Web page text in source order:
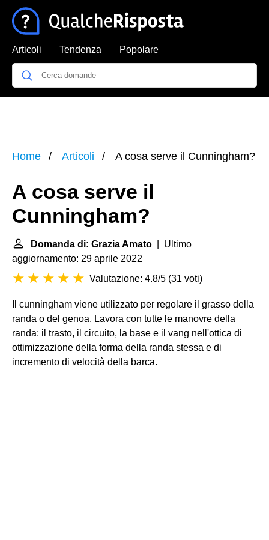
Articoli Tendenza Popolare
Home Articoli A cosa serve il Cunningham?
A cosa serve il
Cunningham?
Domanda di: Grazia Amato | Ultimo
aggiornamento: 29 aprile 2022
Valutazione: 4.8/5 (31 voti)
Il cunningham viene utilizzato per regolare il grasso della
randa o del genoa. Lavora con tutte le manovre della
randa: il trasto, il circuito, la base e il vang nell'ottica di
ottimizzazione della forma della randa stessa e di
incremento di velocità della barca.